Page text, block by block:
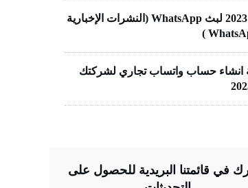
دليل 2023 لبث WhatsApp (النشرات الإخبارية
انشاء حساب واتساب تجاري لشركتك
في قائمتنا البريدية للحصول على